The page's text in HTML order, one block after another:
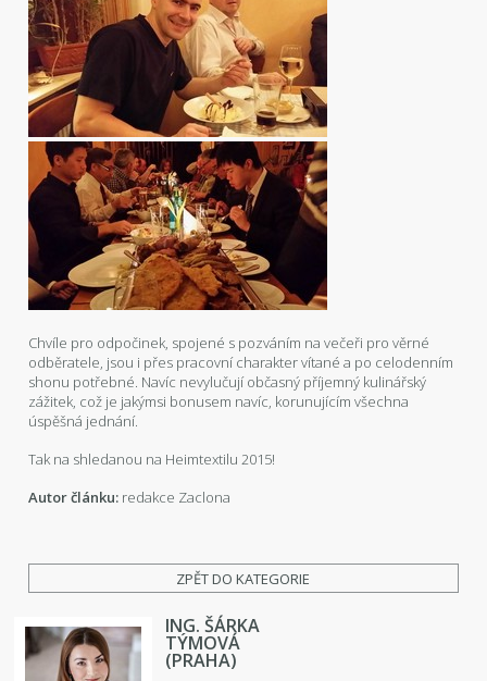
Chvíle pro odpočinek, spojené s pozváním na večeři pro věrné
odběratele, jsou i přes pracovní charakter vítané a po celodenním
shonu potřebné. Navíc nevylučují občasný příjemný kulinářský
zážitek, což je jakýmsi bonusem navíc, korunujícím všechna
úspěšná jednání.
Tak na shledanou na Heimtextilu 2015!
Autor článku: redakce Zaclona
ZPĚT DO KATEGORIE
ING. ŠÁRKA
TÝMOVÁ
(PRAHA)